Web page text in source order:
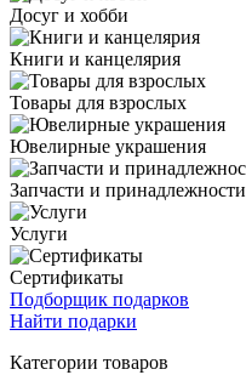
Досуг и хобби
Книги и канцелярия
Товары для взрослых
Ювелирные украшения
Запчасти и принадлежности
Услуги
Сертификаты
Подборщик подарков
Найти подарки
Категории товаров